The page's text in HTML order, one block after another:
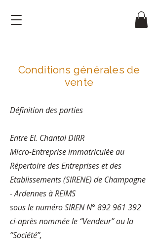
Conditions générales de
vente
Définition des parties
Entre EI. Chantal DIRR
Micro-Entreprise immatriculée au
Répertoire des Entreprises et des
Etablissements (SIRENE) de Champagne
- Ardennes à REIMS
sous le numéro SIREN N° 892 961 392
ci-après nommée le “Vendeur” ou la
“Société”,